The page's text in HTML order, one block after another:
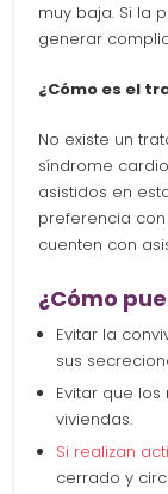
muy baja. Si la
generar
¿Cómo es el
No existe un
síndrome
asistidos en
preferencia
cuenten con
¿Cómo
Evitar la
sus
Evitar que
viviendas.
Si realizan
cerrado y